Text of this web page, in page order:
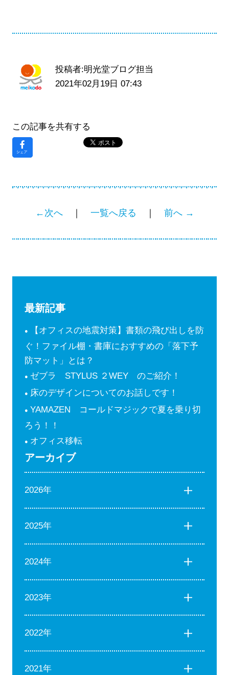
投稿者:明光堂ブログ担当
2021年02月19日 07:43
この記事を共有する
←次へ｜ 一覧へ戻る 前へ →
最新記事
【オフィスの地震対策】書類の飛び出しを防
ぐ！ファイル棚・書庫におすすめの「落下予
防マット」とは？
ゼブラ STYLUS ２WEY のご紹介！
床のデザインについてのお話しです！
YAMAZEN コールドマジックで夏を乗り切
ろう！！
オフィス移転
アーカイブ
2026年
2025年
2024年
2023年
2022年
2021年